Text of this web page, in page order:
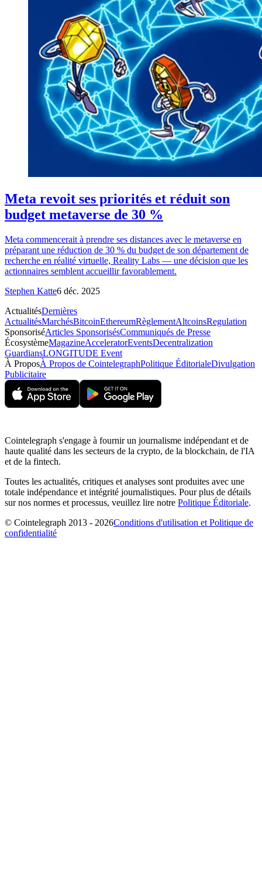
Meta revoit ses priorités et réduit son
budget metaverse de 30 %
Meta commencerait à prendre ses distances avec le metaverse en
préparant une réduction de 30 % du budget de son département de
recherche en réalité virtuelle, Reality Labs — une décision que les
actionnaires semblent accueillir favorablement.
Stephen Katte6 déc. 2025
ActualitésDernières
ActualitésMarchésBitcoinEthereumRèglementAltcoinsRegulation
SponsoriséArticles SponsorisésCommuniqués de Presse
ÉcosystèmeMagazineAcceleratorEventsDecentralization
GuardiansLONGITUDE Event
À ProposÀ Propos de CointelegraphPolitique ÉditorialeDivulgation
Publicitaire
Cointelegraph s'engage à fournir un journalisme indépendant et de
haute qualité dans les secteurs de la crypto, de la blockchain, de l'IA
et de la fintech.
Toutes les actualités, critiques et analyses sont produites avec une
totale indépendance et intégrité journalistiques. Pour plus de détails
sur nos normes et processus, veuillez lire notre Politique Éditoriale.
© Cointelegraph 2013 - 2026Conditions d'utilisation et Politique de
confidentialité